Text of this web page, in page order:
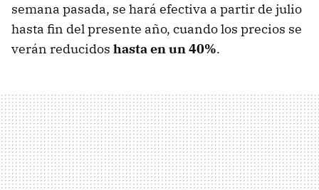
semana pasada, se hará efectiva a partir de julio
hasta fin del presente año, cuando los precios se
verán reducidos hasta en un 40%.